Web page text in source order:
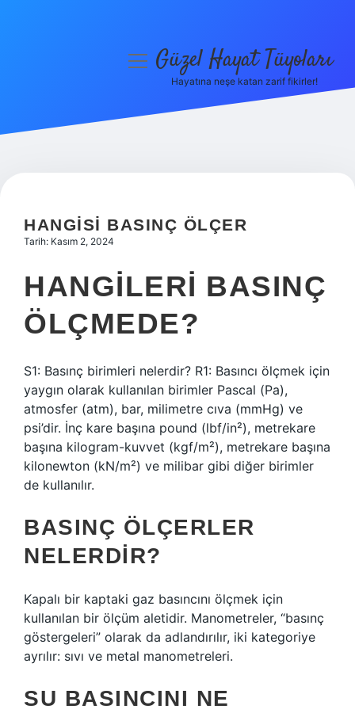
Hakkımızda
menüyüGüzel Hayat Tüyoları
Hayatına neşe katan zarif fikirler!
HANGISI BASINÇ ÖLÇER
Tarih: Kasım 2, 2024
HANGILERI BASINÇ
ÖLÇMEDE?
S1: Basınç birimleri nelerdir? R1: Basıncı ölçmek için
yaygın olarak kullanılan birimler Pascal (Pa),
atmosfer (atm), bar, milimetre cıva (mmHg) ve
psi’dir. İnç kare başına pound (lbf/in²), metrekare
başına kilogram-kuvvet (kgf/m²), metrekare başına
kilonewton (kN/m²) ve milibar gibi diğer birimler
de kullanılır.
BASINÇ ÖLÇERLER
NELERDIR?
Kapalı bir kaptaki gaz basıncını ölçmek için
kullanılan bir ölçüm aletidir. Manometreler, “basınç
göstergeleri” olarak da adlandırılır, iki kategoriye
ayrılır: sıvı ve metal manometreleri.
SU BASINCINI NE